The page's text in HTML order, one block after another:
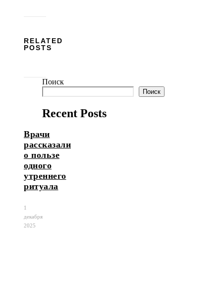
RELATED
POSTS
Врачи
рассказали
о пользе
одного
утреннего
ритуала
1
декабря
2025
Поиск
Поиск
Recent Posts